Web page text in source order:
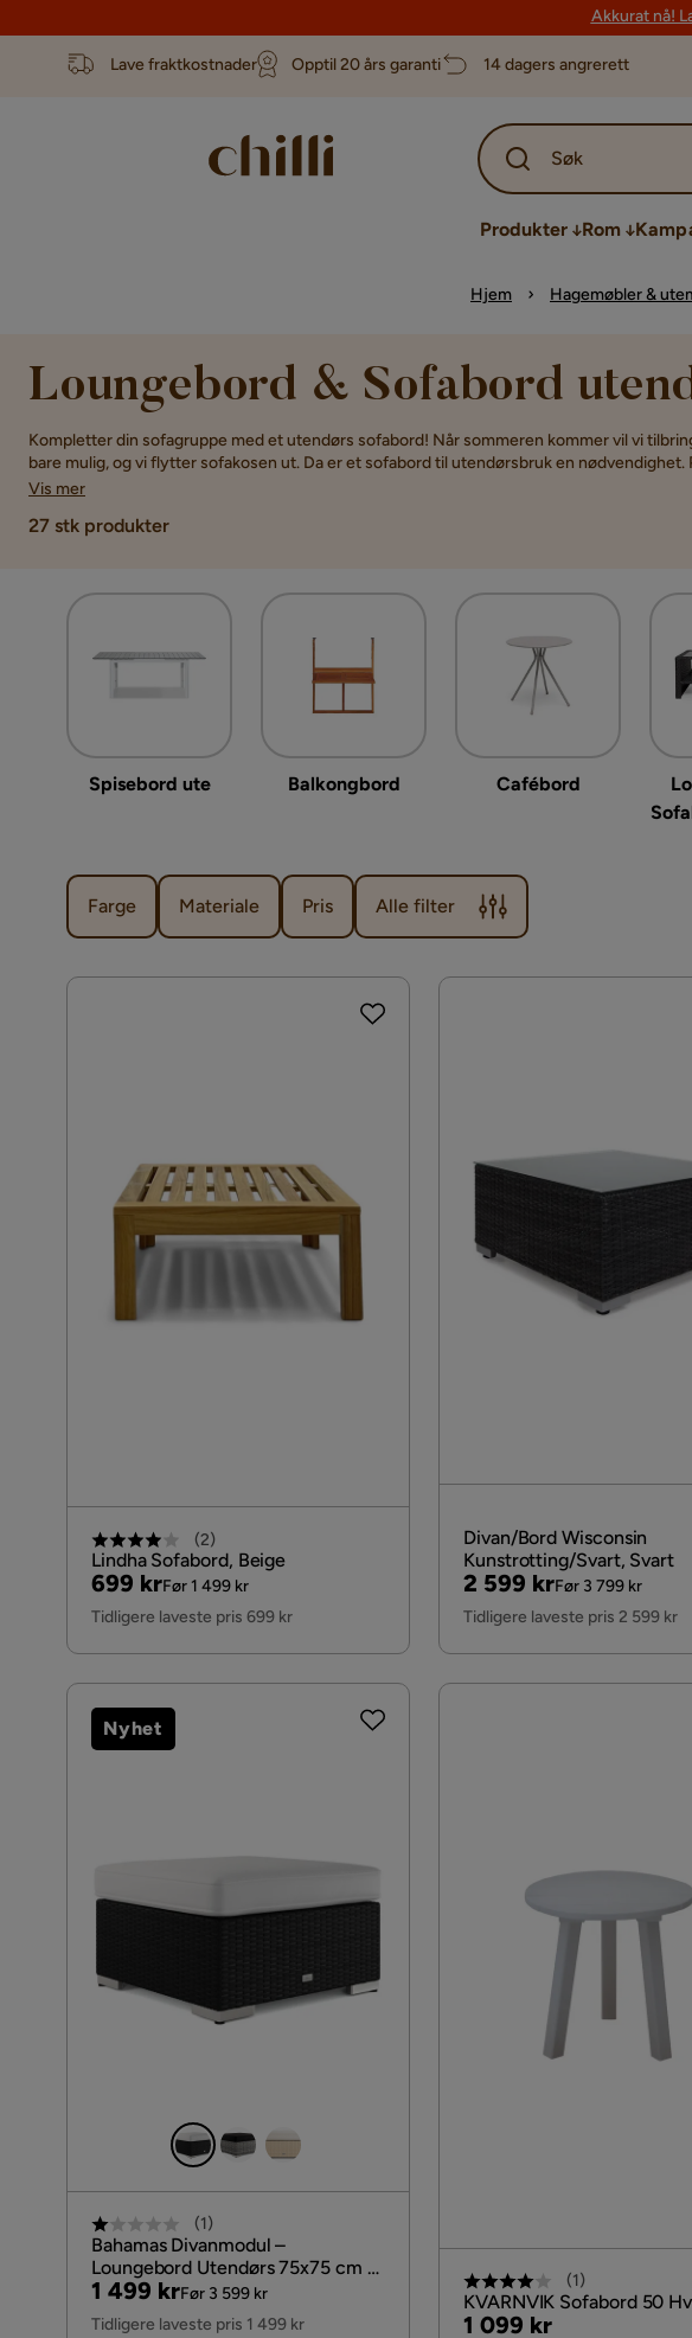
Akkurat nå!
Lave fraktkostnader Opptil 20 års garanti 14 dagers angrerett
Søk
Produkter Rom
Hjem Hagemøbler &
Loungebord & Sofabord
Kompletter din sofagruppe med et utendørs sofabord! Når sommeren kommer vil vi
bare mulig, og vi flytter sofakosen ut. Da er et sofabord til utendørsbruk en nødvendighet.
hagemøbler for at du skal kunne nyte sommeren så mye som mulig. Med et sofabord gjør
selskap, så vil du oppdage at sommerkveldene blir enda mer koselige og avslappende.
Vis mer
27 stk produkter
Spisebord ute Balkongbord Cafébord
Farge Materiale Pris Alle filter
(2)
Lindha Sofabord, Beige
Pris
699 kr
Original
Pris
Før 1 499 kr
Tidligere laveste pris 699 kr
Divan/Bord Wisconsin
Kunstrotting/Svart, Svart
Pris
2 599 kr
Original
Pris
Før 3 799 kr
Tidligere laveste pris 2 599 kr
(1)
Bahamas Divanmodul –
Loungebord Utendørs 75x75 cm til
Sofaer, Svart
Pris
1 499 kr
Original
Pris
Før 3 599 kr
Tidligere laveste pris 1 499 kr
Nyhet
(1)
KVARNVIK Sofabord 50
Pris
1 099 kr